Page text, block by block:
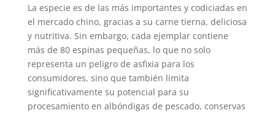
La especie es de las más importantes y codiciadas en
el mercado chino, gracias a su carne tierna, deliciosa
y nutritiva. Sin embargo, cada ejemplar contiene
más de 80 espinas pequeñas, lo que no solo
representa un peligro de asfixia para los
consumidores, sino que también limita
significativamente su potencial para su
procesamiento en albóndigas de pescado, conservas